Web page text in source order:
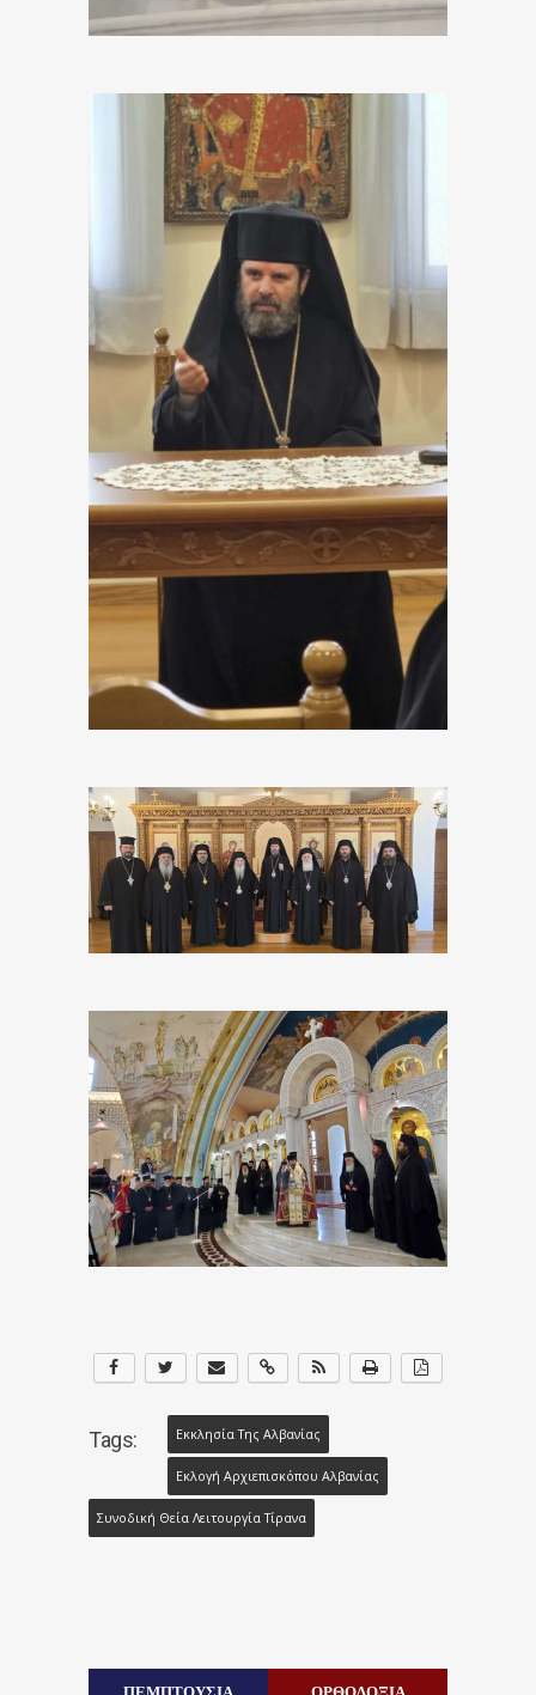
Tags: Εκκλησία Της Αλβανίας
Εκλογή Αρχιεπισκόπου Αλβανίας
Συνοδική Θεία Λειτουργία Τίρανα